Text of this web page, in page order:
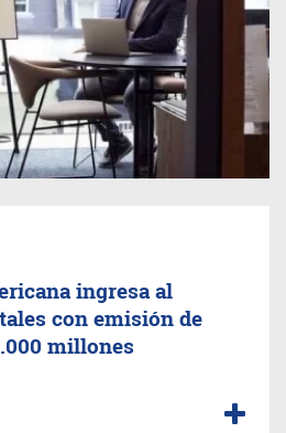
ingresa al
con emisión de
millones